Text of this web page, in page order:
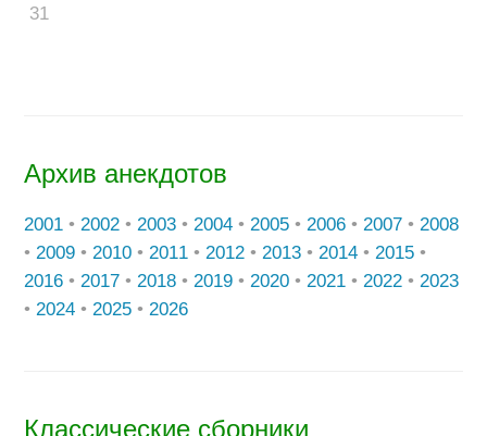
31
Архив анекдотов
2001 • 2002 • 2003 • 2004 • 2005 • 2006 • 2007 • 2008
• 2009 • 2010 • 2011 • 2012 • 2013 • 2014 • 2015 •
2016 • 2017 • 2018 • 2019 • 2020 • 2021 • 2022 • 2023
• 2024 • 2025 • 2026
Классические сборники